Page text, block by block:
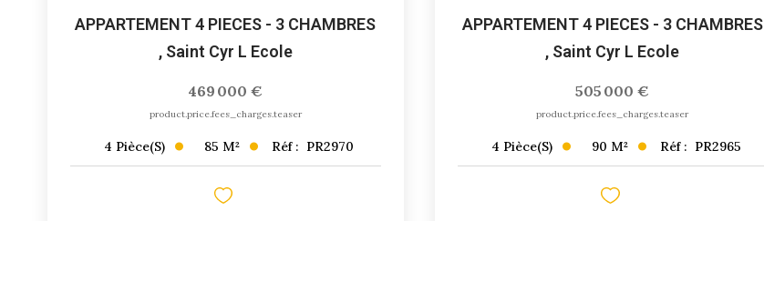
APPARTEMENT 4 PIECES - 3 CHAMBRES
, Saint Cyr L Ecole
469 000 €
product.price.fees_charges.teaser
4 Pièce(s) 85 M² Réf : PR2970
APPARTEMENT 4 PIECES - 3 CHAMBRES
, Saint Cyr L Ecole
505 000 €
product.price.fees_charges.teaser
4 Pièce(s) 90 M² Réf : PR2965